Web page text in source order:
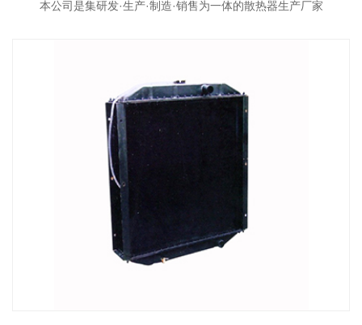
本公司是集研发·生产·制造·销售为一体的散热器生产厂家